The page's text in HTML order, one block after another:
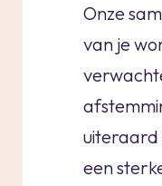
Onze
van je
uiteraard
een